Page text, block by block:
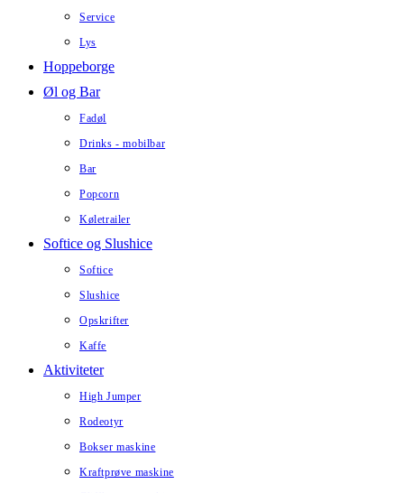
Service
Lys
Hoppeborge
Øl og Bar
Fadøl
Drinks - mobilbar
Bar
Popcorn
Køletrailer
Softice og Slushice
Softice
Slushice
Opskrifter
Kaffe
Aktiviteter
High Jumper
Rodeotyr
Bokser maskine
Kraftprøve maskine